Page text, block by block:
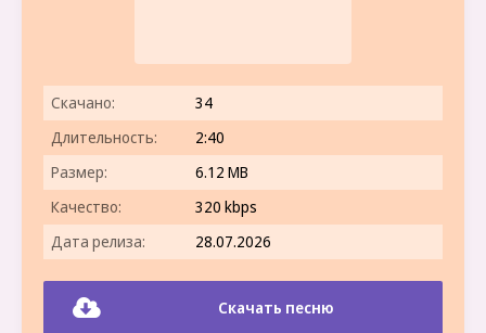
Скачано:
34
Длительность:
2:40
Размер:
6.12 MB
Качество:
320 kbps
Дата релиза:
28.07.2026
Скачать песню